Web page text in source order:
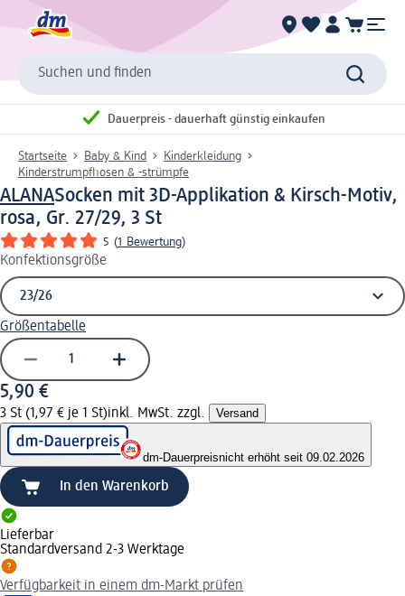
Suchen und finden
Dauerpreis - dauerhaft günstig einkaufen
Startseite Baby & Kind
Kinderkleidung
Kinderstrumpfhosen & -strümpfe
ALANASocken mit 3D-Applikation & Kirsch-Motiv,
rosa, Gr. 27/29, 3 St
5 (1 Bewertung)
Konfektionsgröße
Größentabelle
5,90 €
3 St (1,97 € je 1 St)inkl. MwSt. zzgl. Versand
dm-Dauerpreisnicht erhöht seit 09.02.2026
In den Warenkorb
Lieferbar
Standardversand 2-3 Werktage
Verfügbarkeit in einem dm-Markt prüfen